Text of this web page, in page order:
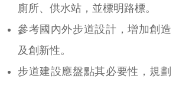
廁所、供水站，並標明路標。
參考國內外步道設計，增加創造
及創新性。
步道建設應盤點其必要性，規劃